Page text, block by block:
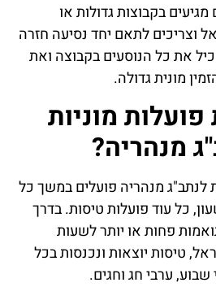
מגיעים בקבוצות גדולות או
וצריכים לתאם יחד נסיעה חזרה
את כל הנוסעים בקבוצה ואת
מונית גדולה.
מוניות
מנהריה?
לנתב"ג מנהריה פועלים במשך כל
כל עוד פועלות טיסות. בדרך
פחות או יותר לשעות
טיסות יוצאות ונכנסות בכל
ערבי חג וחגים.